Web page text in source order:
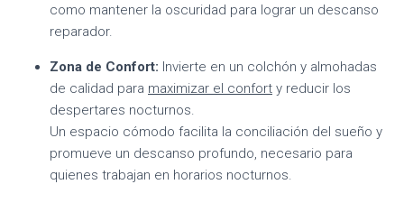
como mantener la oscuridad para lograr un descanso
reparador.
Zona de Confort: Invierte en un colchón y almohadas
de calidad para maximizar el confort y reducir los
despertares nocturnos.
Un espacio cómodo facilita la conciliación del sueño y
promueve un descanso profundo, necesario para
quienes trabajan en horarios nocturnos.